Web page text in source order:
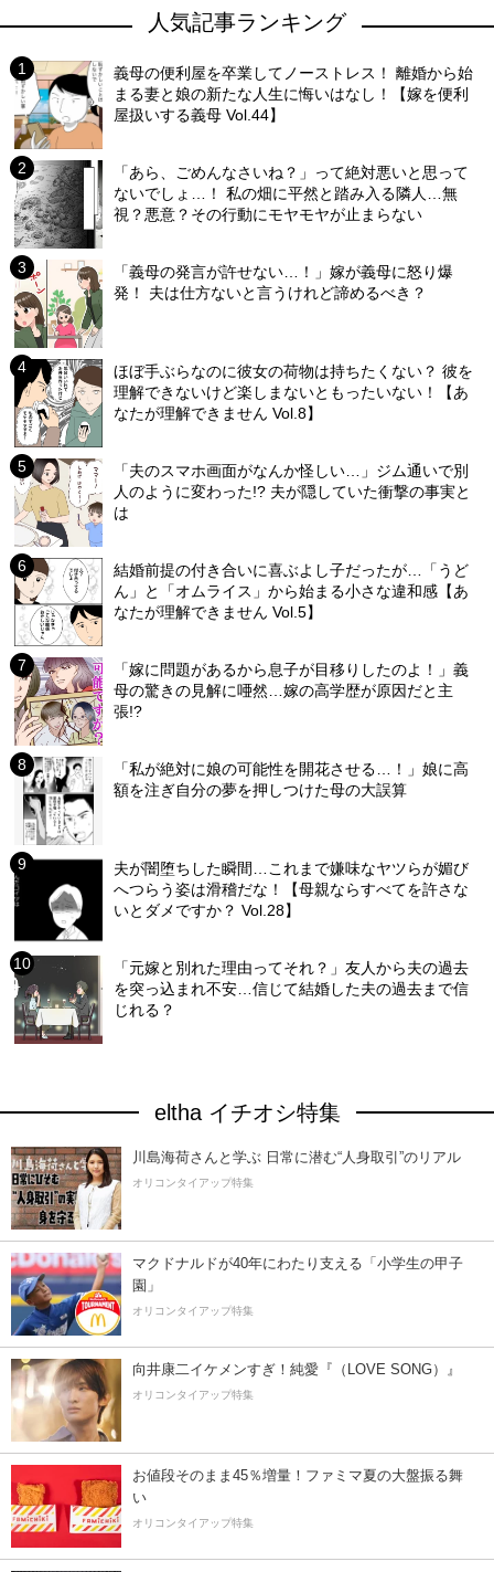
人気記事ランキング
義母の便利屋を卒業してノーストレス！ 離婚から始
まる妻と娘の新たな人生に悔いはなし！【嫁を便利
屋扱いする義母 Vol.44】
「あら、ごめんなさいね？」って絶対悪いと思って
ないでしょ…！ 私の畑に平然と踏み入る隣人…無
視？悪意？その行動にモヤモヤが止まらない
「義母の発言が許せない…！」嫁が義母に怒り爆
発！ 夫は仕方ないと言うけれど諦めるべき？
ほぼ手ぶらなのに彼女の荷物は持ちたくない？ 彼を
理解できないけど楽しまないともったいない！【あ
なたが理解できません Vol.8】
「夫のスマホ画面がなんか怪しい…」ジム通いで別
人のように変わった!? 夫が隠していた衝撃の事実と
は
結婚前提の付き合いに喜ぶよし子だったが…「うど
ん」と「オムライス」から始まる小さな違和感【あ
なたが理解できません Vol.5】
「嫁に問題があるから息子が目移りしたのよ！」義
母の驚きの見解に唖然…嫁の高学歴が原因だと主
張!?
「私が絶対に娘の可能性を開花させる…！」娘に高
額を注ぎ自分の夢を押しつけた母の大誤算
夫が闇堕ちした瞬間…これまで嫌味なヤツらが媚び
へつらう姿は滑稽だな！【母親ならすべてを許さな
いとダメですか？ Vol.28】
「元嫁と別れた理由ってそれ？」友人から夫の過去
を突っ込まれ不安…信じて結婚した夫の過去まで信
じれる？
eltha イチオシ特集
川島海荷さんと学ぶ 日常に潜む“人身取引”のリアル
オリコンタイアップ特集
マクドナルドが40年にわたり支える「小学生の甲子
園」
オリコンタイアップ特集
向井康二イケメンすぎ！純愛『（LOVE SONG）』
オリコンタイアップ特集
お値段そのまま45％増量！ファミマ夏の大盤振る舞
い
オリコンタイアップ特集